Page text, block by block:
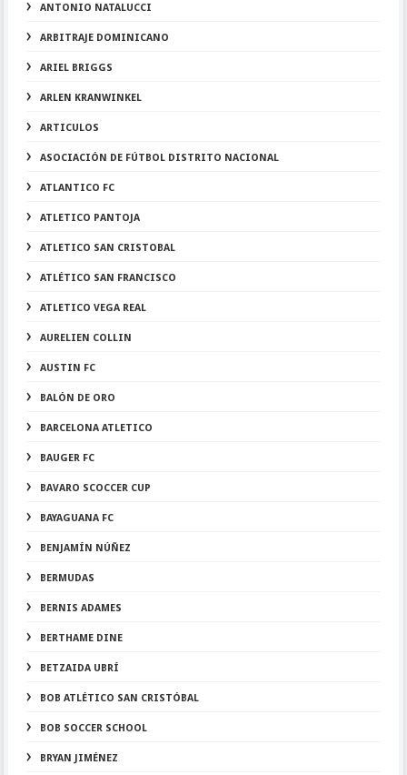
ANTONIO NATALUCCI
ARBITRAJE DOMINICANO
ARIEL BRIGGS
ARLEN KRANWINKEL
ARTICULOS
ASOCIACIÓN DE FÚTBOL DISTRITO NACIONAL
ATLANTICO FC
ATLETICO PANTOJA
ATLETICO SAN CRISTOBAL
ATLÉTICO SAN FRANCISCO
ATLETICO VEGA REAL
AURELIEN COLLIN
AUSTIN FC
BALÓN DE ORO
BARCELONA ATLETICO
BAUGER FC
BAVARO SCOCCER CUP
BAYAGUANA FC
BENJAMÍN NÚÑEZ
BERMUDAS
BERNIS ADAMES
BERTHAME DINE
BETZAIDA UBRÍ
BOB ATLÉTICO SAN CRISTÓBAL
BOB SOCCER SCHOOL
BRYAN JIMÉNEZ